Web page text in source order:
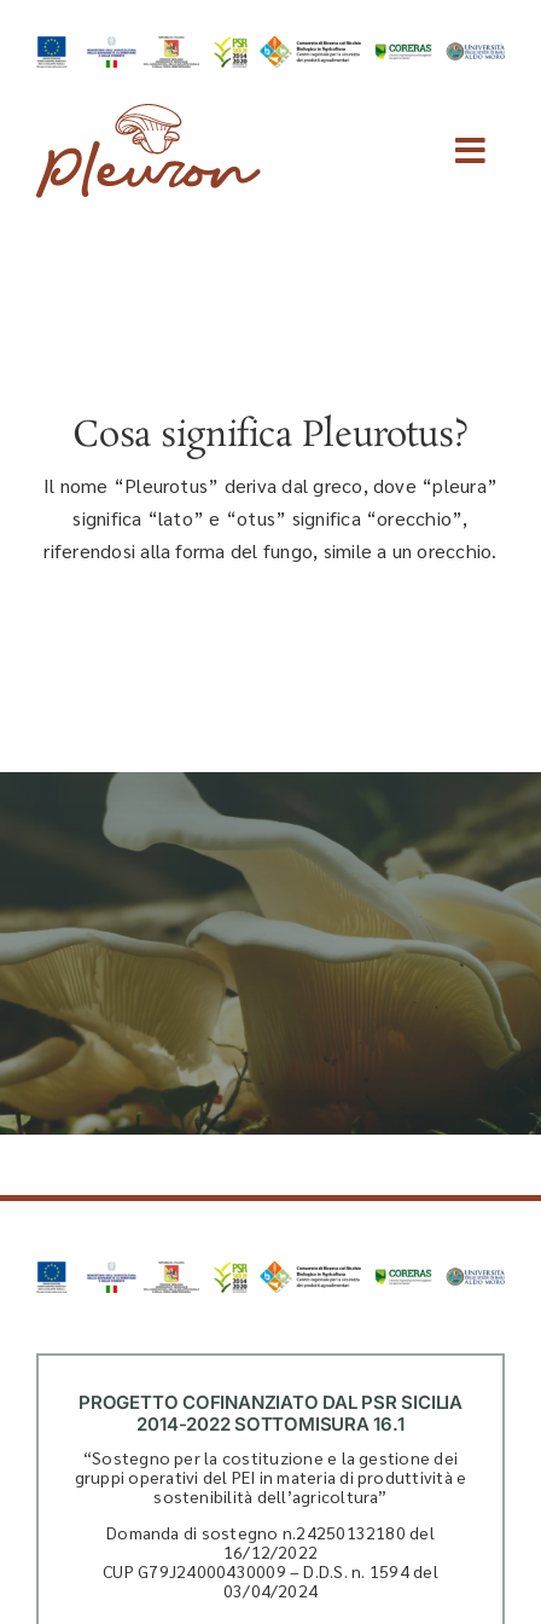
Cosa significa Pleurotus?
Il nome “Pleurotus” deriva dal greco, dove “pleura”
significa “lato” e “otus” significa “orecchio”,
riferendosi alla forma del fungo, simile a un orecchio.
PROGETTO COFINANZIATO DAL PSR SICILIA
2014-2022 SOTTOMISURA 16.1
“Sostegno per la costituzione e la gestione dei
gruppi operativi del PEI in materia di produttività e
sostenibilità dell’agricoltura”
Domanda di sostegno n.24250132180 del
16/12/2022
CUP G79J24000430009 – D.D.S. n. 1594 del
03/04/2024